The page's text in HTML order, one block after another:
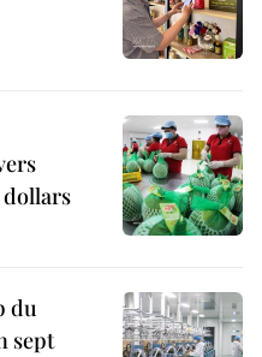
dollars
du
sept